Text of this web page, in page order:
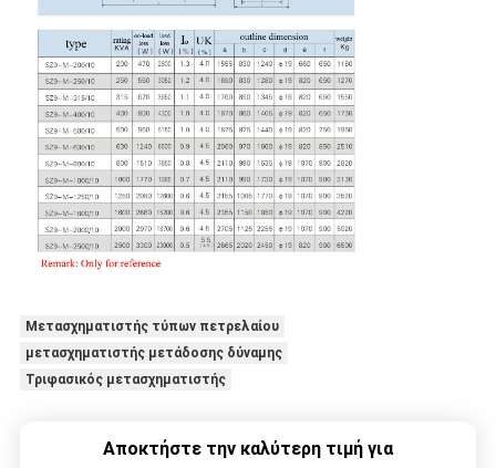
Μετασχηματιστής τύπων πετρελαίου
μετασχηματιστής μετάδοσης δύναμης
Τριφασικός μετασχηματιστής
Αποκτήστε την καλύτερη τιμή για